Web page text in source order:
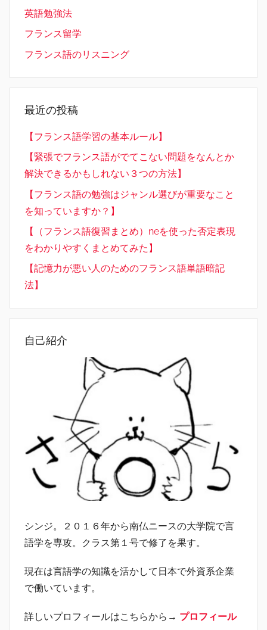
英語勉強法
フランス留学
フランス語のリスニング
最近の投稿
【フランス語学習の基本ルール】
【緊張でフランス語がでてこない問題をなんとか
解決できるかもしれない３つの方法】
【フランス語の勉強はジャンル選びが重要なこと
を知っていますか？】
【（フランス語復習まとめ）neを使った否定表現
をわかりやすくまとめてみた】
【記憶力が悪い人のためのフランス語単語暗記
法】
自己紹介
シンジ。２０１６年から南仏ニースの大学院で言
語学を専攻。クラス第１号で修了を果す。
現在は言語学の知識を活かして日本で外資系企業
で働いています。
詳しいプロフィールはこちらから→ プロフィール